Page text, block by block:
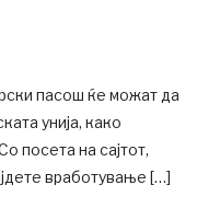
пасош ќе можат да
унија, како
посета на сајтот,
вработување […]